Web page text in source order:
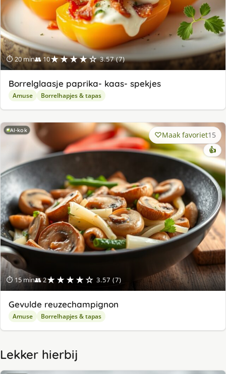
⏱ 20 min👥 10★★★★☆ 3.57 (7)
Borrelglaasje paprika- kaas- spekjes
Amuse Borrelhapjes & tapas
AI-kok
⏱ 15 min👥 2★★★★☆ 3.57 (7)
Maak favoriet15
👍
Gevulde reuzechampignon
Amuse Borrelhapjes & tapas
Lekker hierbij